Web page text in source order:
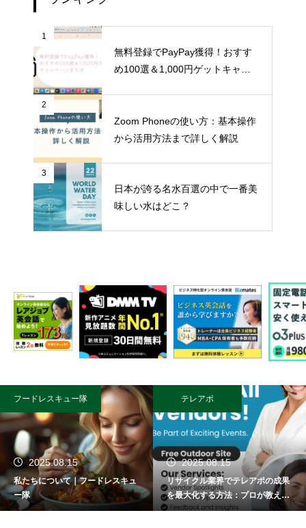
1
無料登録でPayPay獲得！おすす
め100選＆1,000円ゲットキャン
2
Zoom Phoneの使い方：基本操作
から活用方法まで詳しく解説
3
日本が誇る名水百選の中で一番美
味しい水はどこ？
フードレスキュー隊
2025.08.15
私たちについて｜フードレスキュ
ー隊
テレアポ
2025.08.15
リサイクル業界でテレアポの成果
を最大化する方法：プロが教える
成功術